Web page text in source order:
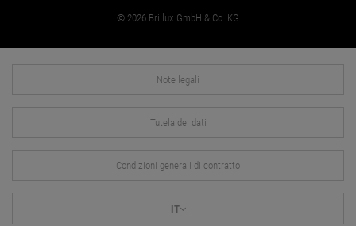
© 2026 Brillux GmbH & Co. KG
Note legali
Tutela dei dati
Condizioni generali di contratto
IT